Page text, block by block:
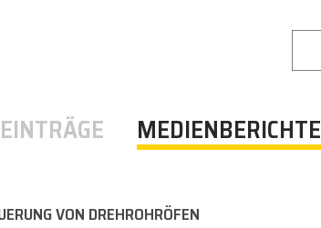
MEDIENBERICHTE
VON DREHROHRÖFEN